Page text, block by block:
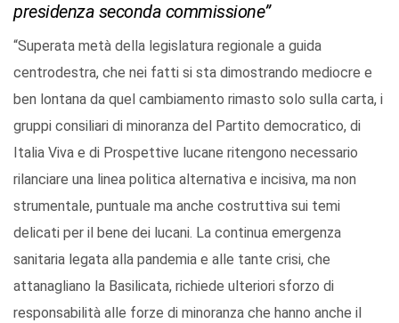
presidenza seconda commissione”
“Superata metà della legislatura regionale a guida
centrodestra, che nei fatti si sta dimostrando mediocre e
ben lontana da quel cambiamento rimasto solo sulla carta, i
gruppi consiliari di minoranza del Partito democratico, di
Italia Viva e di Prospettive lucane ritengono necessario
rilanciare una linea politica alternativa e incisiva, ma non
strumentale, puntuale ma anche costruttiva sui temi
delicati per il bene dei lucani. La continua emergenza
sanitaria legata alla pandemia e alle tante crisi, che
attanagliano la Basilicata, richiede ulteriori sforzo di
responsabilità alle forze di minoranza che hanno anche il